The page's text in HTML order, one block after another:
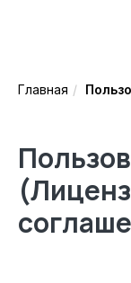
Главная /